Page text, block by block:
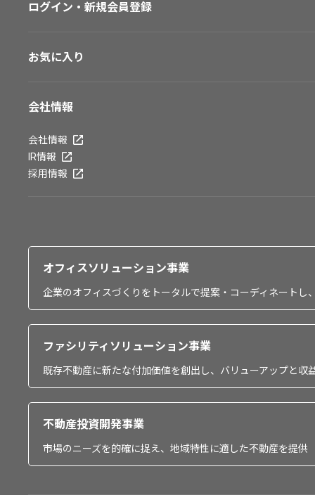
ログイン・新規会員登録
お気に入り
会社情報
会社情報
IR情報
採用情報
オフィスソリューション事業
企業のオフィスづくりをトータルで提案・コーディネート
ファシリティソリューション事業
既存不動産に新たな付加価値を創出し、バリューアップと収
不動産投資開発事業
市場のニーズを的確に捉え、地域特性に適した不動産を提供